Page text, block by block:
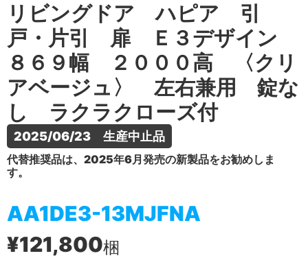
リビングドア ハピア 引
戸・片引 扉 Ｅ３デザイン
８６９幅 ２０００高 〈クリ
アベージュ〉 左右兼用 錠な
し ラクラクローズ付
2025/06/23　生産中止品
代替推奨品は、2025年6月発売の新製品をお勧めしま
す。
AA1DE3-13MJFNA
¥121,800梱